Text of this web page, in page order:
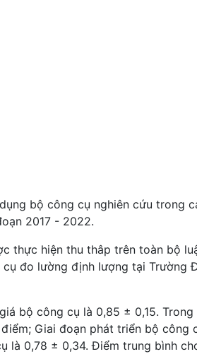
bộ công cụ nghiên cứu trong
2017 - 2022.
thực hiện thu thâp trên toàn bộ
đo lường định lượng tại Trường
bộ công cụ là 0,85 ± 0,15. Trong
Giai đoạn phát triển bộ công
là 0,78 ± 0,34. Điểm trung bình